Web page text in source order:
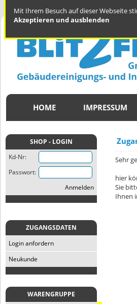
Mit Ihrem Besuch auf dieser Webseite
Akzeptieren und ausblenden
HOME IMPRESSUM
SHOP - LOGIN
Kd-Nr:
Passwort:
Anmelden
ZUGANGSDATEN
Login anfordern
Neukunde
WARENGRUPPE
Sehr
hier
Sie
Ihnen